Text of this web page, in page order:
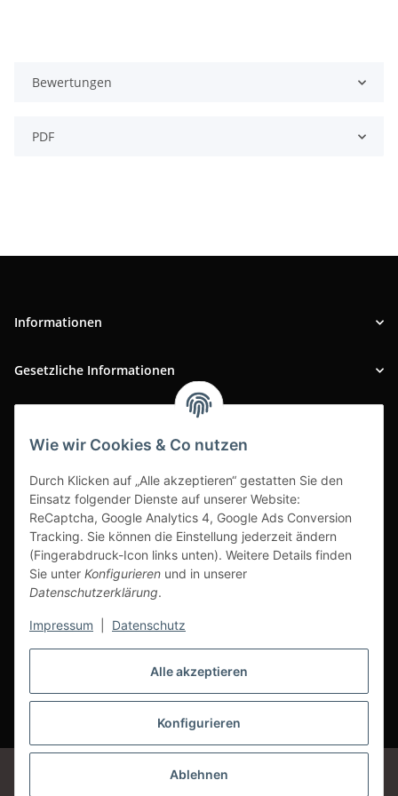
Alle akzeptieren
Konfigurieren
Ablehnen
Wie wir Cookies & Co nutzen
Durch Klicken auf „Alle akzeptieren“ gestatten Sie den
Einsatz folgender Dienste auf unserer Website:
ReCaptcha, Google Analytics 4, Google Ads Conversion
Tracking. Sie können die Einstellung jederzeit ändern
(Fingerabdruck-Icon links unten). Weitere Details finden
Sie unter Konfigurieren und in unserer
Datenschutzerklärung.
Impressum Datenschutz
Bewertungen
PDF
Informationen
Gesetzliche Informationen
Vertrag widerrufen
* Alle Preise inkl. gesetzlicher USt., zzgl.Versand
Google Analytics deaktivieren Status: Opt-Out-Cookie ist nicht gesetzt